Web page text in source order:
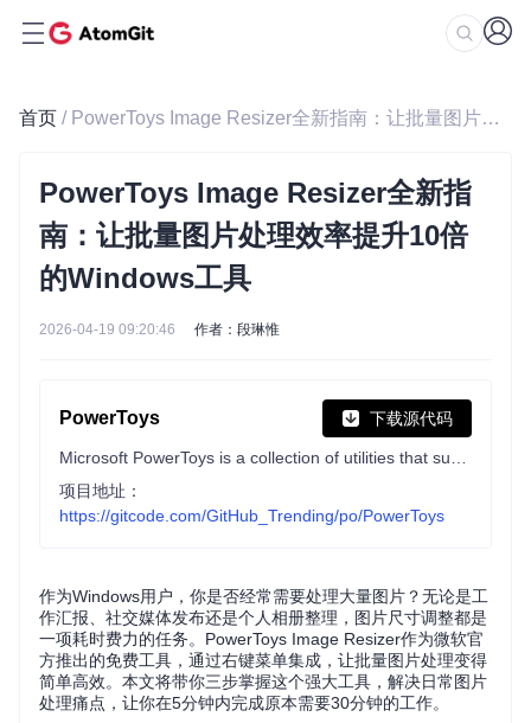
首页 / PowerToys Image Resizer全新指南：让批量图片处理效率提升10倍的Windows工具
PowerToys Image Resizer全新指
南：让批量图片处理效率提升10倍
的Windows工具
2026-04-19 09:20:46 作者：段琳惟
PowerToys 下载源代码
项目地址：
https://gitcode.com/GitHub_Trending/po/PowerToys
作为Windows用户，你是否经常需要处理大量图片？无论是工
作汇报、社交媒体发布还是个人相册整理，图片尺寸调整都是
一项耗时费力的任务。PowerToys Image Resizer作为微软官
方推出的免费工具，通过右键菜单集成，让批量图片处理变得
简单高效。本文将带你三步掌握这个强大工具，解决日常图片
处理痛点，让你在5分钟内完成原本需要30分钟的工作。